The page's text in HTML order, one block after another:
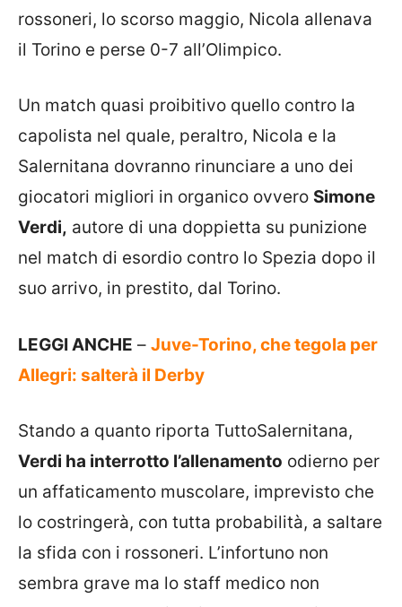
rossoneri, lo scorso maggio, Nicola allenava
il Torino e perse 0-7 all’Olimpico.
Un match quasi proibitivo quello contro la
capolista nel quale, peraltro, Nicola e la
Salernitana dovranno rinunciare a uno dei
giocatori migliori in organico ovvero Simone
Verdi, autore di una doppietta su punizione
nel match di esordio contro lo Spezia dopo il
suo arrivo, in prestito, dal Torino.
LEGGI ANCHE – Juve-Torino, che tegola per
Allegri: salterà il Derby
Stando a quanto riporta TuttoSalernitana,
Verdi ha interrotto l’allenamento odierno per
un affaticamento muscolare, imprevisto che
lo costringerà, con tutta probabilità, a saltare
la sfida con i rossoneri. L’infortuno non
sembra grave ma lo staff medico non